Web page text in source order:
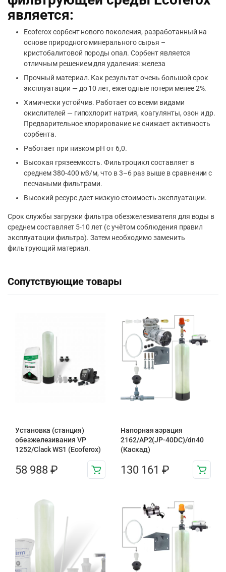
является:
Ecoferox сорбент нового поколения, разработанный на
основе природного минерального сырья –
кристобалитовой породы опал. Сорбент является
отличным решением для удаления: железа
Прочный материал. Как результат очень большой срок
эксплуатации — до 10 лет, ежегодные потери менее 2%.
Химически устойчив. Работает со всеми видами
окислителей — гипохлорит натрия, коагулянты, озон и др.
Предварительное хлорирование не снижает активность
сорбента.
Работает при низком рН от 6,0.
Высокая грязеемкость. Фильтроцикл составляет в
среднем 380-400 м3/м, что в 3–6 раз выше в сравнении с
песчаными фильтрами.
Высокий ресурс дает низкую стоимость эксплуатации.
Срок службы загрузки фильтра обезжелезивателя для воды в
среднем составляет 5-10 лет (с учётом соблюдения правил
эксплуатации фильтра). Затем необходимо заменить
фильтрующий материал.
Сопутствующие товары
Установка (станция)
обезжелезивания VP
1252/Clack WS1 (Ecoferox)
58 988 ₽
Напорная аэрация
2162/AP2(JP-40DC)/dn40
(Каскад)
130 161 ₽